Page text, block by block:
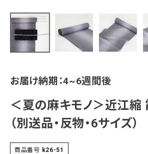
素材から探す
ポリエステル その他
価格から探す
10,000-
20,000-30,000円 30,000円以上
色から探す
襦袢
帯
お届け納期：4~6週間後
＜夏の麻キモノ＞近江縮
（別送品・反物・6サイズ）
商品番号 k26-51